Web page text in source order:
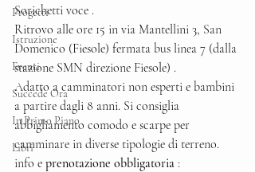
Progetti
Istruzione
Eventi
Succede Ora
In Primo Piano
Libri
Sorichetti voce .
Ritrovo alle ore 15 in via Mantellini 3, San
Domenico (Fiesole) fermata bus linea 7 (dalla
stazione SMN direzione Fiesole) .
Adatto a camminatori non esperti e bambini
a partire dagli 8 anni. Si consiglia
abbigliamento comodo e scarpe per
camminare in diverse tipologie di terreno.
info e prenotazione obbligatoria :